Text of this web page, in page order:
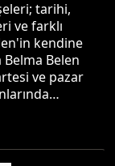
tarihi,
ve farklı
kendine
Belen
ve pazar